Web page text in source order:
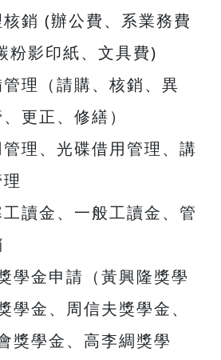
銷 (辦公費、系業務費
粉影印紙、文具費)
理（請購、核銷、異
更正、修繕）
理、光碟借用管理、講
讀金、一般工讀金、管
學金申請（黃興隆獎學
學金、周信夫獎學金、
獎學金、高李綢獎學